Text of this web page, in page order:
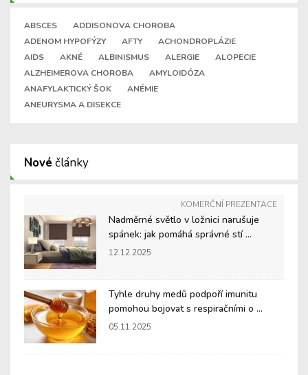
ABSCES
ADDISONOVA CHOROBA
ADENOM HYPOFÝZY
AFTY
ACHONDROPLÁZIE
AIDS
AKNÉ ALBINISMUS ALERGIE
ALOPECIE
ALZHEIMEROVA CHOROBA
AMYLOIDÓZA
ANAFYLAKTICKÝ ŠOK
ANÉMIE
ANEURYSMA A DISEKCE
Nové články
KOMERČNÍ PREZENTACE
Nadměrné světlo v ložnici narušuje
spánek: jak pomáhá správné stí ...
12.12.2025
Tyhle druhy medů podpoří imunitu
pomohou bojovat s respiračními o ...
05.11.2025